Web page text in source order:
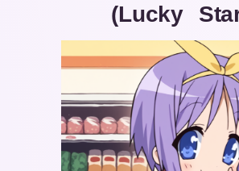
(Lucky